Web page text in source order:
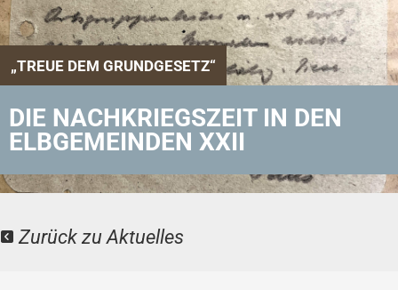
„TREUE DEM GRUNDGESETZ“
DIE NACHKRIEGSZEIT IN DEN
ELBGEMEINDEN XXII
Zurück zu Aktuelles